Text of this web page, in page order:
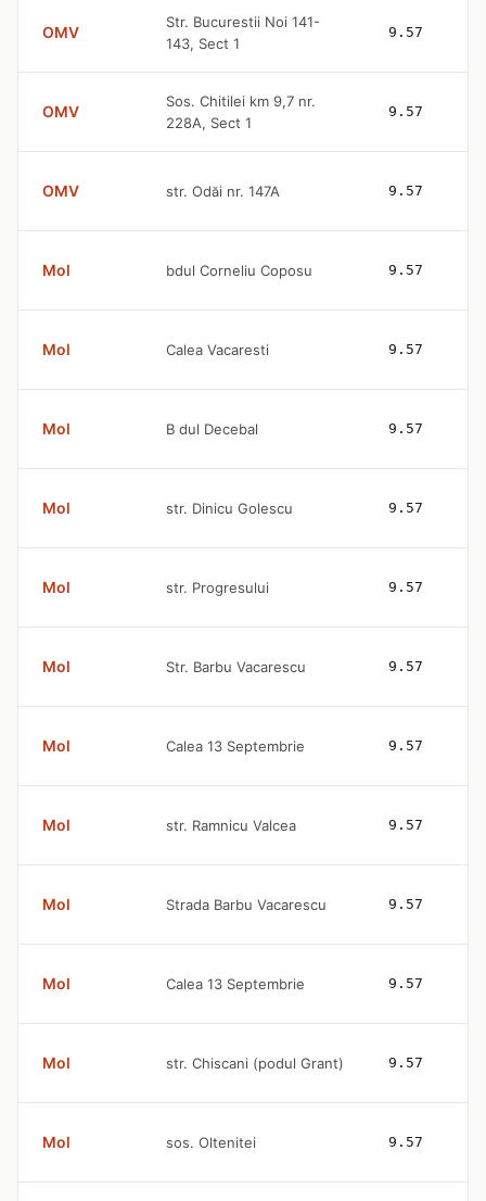
OMV
Str. Bucurestii Noi 141-
143, Sect 1
9.57
OMV
Sos. Chitilei km 9,7 nr.
228A, Sect 1
9.57
OMV str. Odăi nr. 147A 9.57
Mol bdul Corneliu Coposu 9.57
Mol Calea Vacaresti 9.57
Mol B dul Decebal 9.57
Mol str. Dinicu Golescu 9.57
Mol str. Progresului 9.57
Mol Str. Barbu Vacarescu 9.57
Mol Calea 13 Septembrie 9.57
Mol str. Ramnicu Valcea 9.57
Mol Strada Barbu Vacarescu 9.57
Mol Calea 13 Septembrie 9.57
Mol str. Chiscani (podul Grant) 9.57
Mol sos. Oltenitei 9.57